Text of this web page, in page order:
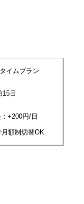
イムプラン
15 日
+200円/日
額制切替OK